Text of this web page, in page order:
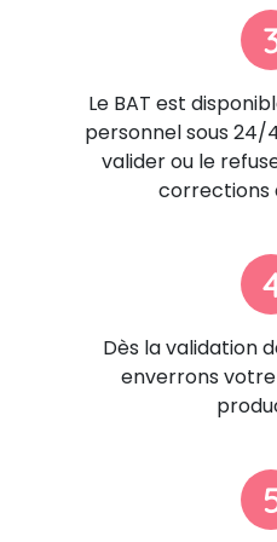
Le BAT est
personnel sous 24/
valider ou le
corrections
Dès la validation
enverrons